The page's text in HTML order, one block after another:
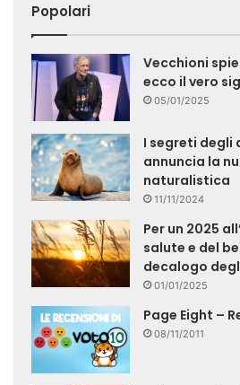
Popolari
Vecchioni
ecco il vero
05/01/2025
I segreti degli
annuncia la
naturalistica
11/11/2024
Per un 2025
salute e del
decalogo
01/01/2025
Page Eight –
08/11/2011